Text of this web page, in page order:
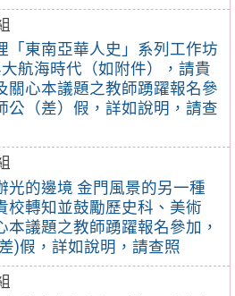
「東南亞華人史」系列工作坊
航海時代（如附件），請貴
關心本議題之教師踴躍報名參
公（差）假，詳如說明，請查
光的邊境 金門風景的另一種
校轉知並鼓勵歷史科、美術
議題之教師踴躍報名參加，
)假，詳如說明，請查照